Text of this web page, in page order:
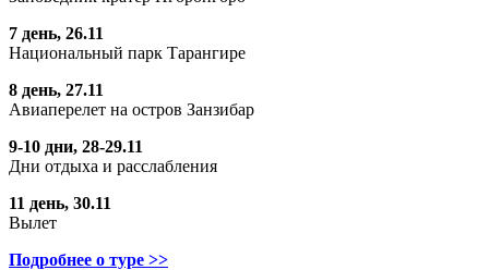
7 день, 26.11
Национальный парк Тарангире
8 день, 27.11
Авиаперелет на остров Занзибар
9-10 дни, 28-29.11
Дни отдыха и расслабления
11 день, 30.11
Вылет
Подробнее о туре >>